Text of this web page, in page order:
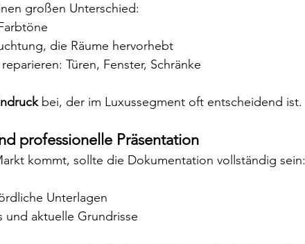
großen Unterschied:
die Räume hervorhebt
Türen, Fenster, Schränke
bei, der im Luxussegment oft entscheidend ist.
professionelle Präsentation
kommt, sollte die Dokumentation vollständig sein:
Unterlagen
und aktuelle Grundrisse